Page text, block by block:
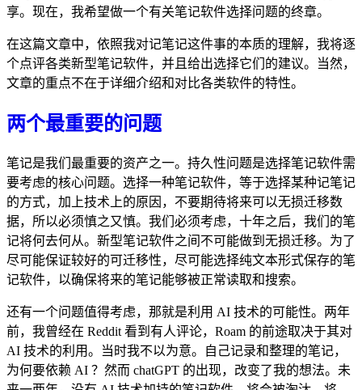
享。现在，我希望做一个有关笔记软件选择问题的终章。
在这篇文章中，依照我对记笔记这件事的本质的理解，我将逐
个点评各类新型笔记软件，并且给出选择它们的建议。当然，
文章的重点不在于详细介绍和对比各类软件的特性。
两个最重要的问题
笔记是我们最重要的资产之一。持久性问题是选择笔记软件需
要考虑的核心问题。选择一种笔记软件，等于选择某种记笔记
的方式，加上技术上的原因，不要期待将来可以无损迁移数
据，所以必须慎之又慎。我们必须考虑，十年之后，我们的笔
记将何去何从。新型笔记软件之间不可能做到无损迁移。为了
尽可能保证较好的可迁移性，尽可能选择纯文本形式保存的笔
记软件，以确保将来的笔记能够被正常读取和搜索。
还有一个问题值得考虑，那就是利用 AI 技术的可能性。两年
前，我曾经在 Reddit 看到有人评论，Roam 的前途取决于其对
AI 技术的利用。当时我不以为意。自己记录和整理的笔记，
为何要依赖 AI ？然而 chatGPT 的出现，改变了我的想法。未